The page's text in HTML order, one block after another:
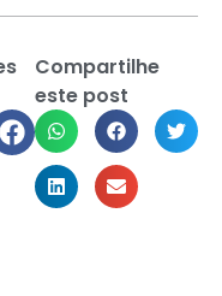
Compartilhe
este post